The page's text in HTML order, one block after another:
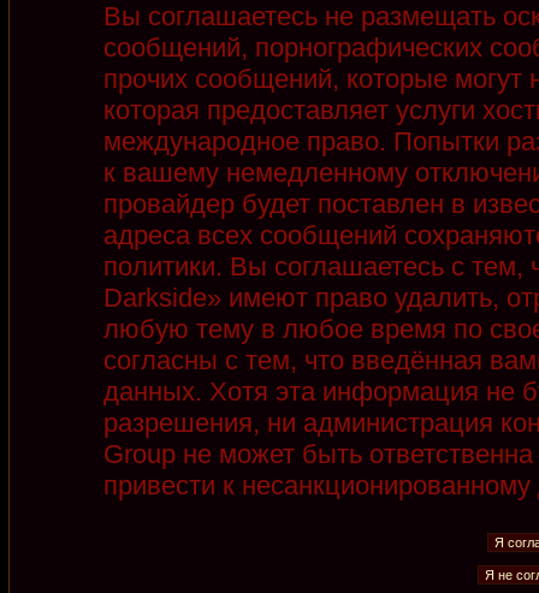
Вы соглашаетесь не размещать
сообщений, порнографических
прочих сообщений, которые
которая предоставляет услуги
международное право. Попытки
к вашему немедленному
провайдер будет поставлен в
адреса всех сообщений
политики. Вы соглашаетесь с
Darkside» имеют право удалить,
любую тему в любое время по
согласны с тем, что введённая
данных. Хотя эта информация не
разрешения, ни администрация
Group не может быть
привести к несанкционированному